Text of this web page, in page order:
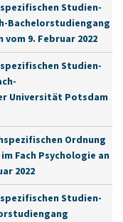
Studien-
Bachelorstudiengang
9. Februar 2022
Studien-
Universität Potsdam
Ordnung
Fach Psychologie an
2022
Studien-